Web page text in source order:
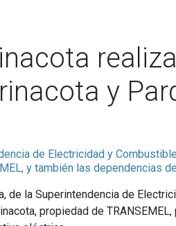
y
de Electricidad y
y también las dependencias
de la Superintendencia de
propiedad de